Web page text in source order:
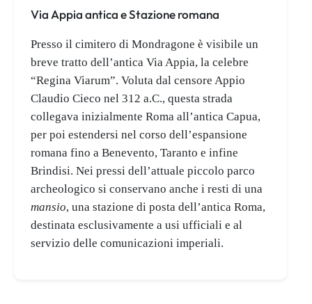
Via Appia antica e Stazione romana
Presso il cimitero di Mondragone è visibile un
breve tratto dell’antica Via Appia, la celebre
“Regina Viarum”. Voluta dal censore Appio
Claudio Cieco nel 312 a.C., questa strada
collegava inizialmente Roma all’antica Capua,
per poi estendersi nel corso dell’espansione
romana fino a Benevento, Taranto e infine
Brindisi. Nei pressi dell’attuale piccolo parco
archeologico si conservano anche i resti di una
mansio, una stazione di posta dell’antica Roma,
destinata esclusivamente a usi ufficiali e al
servizio delle comunicazioni imperiali.